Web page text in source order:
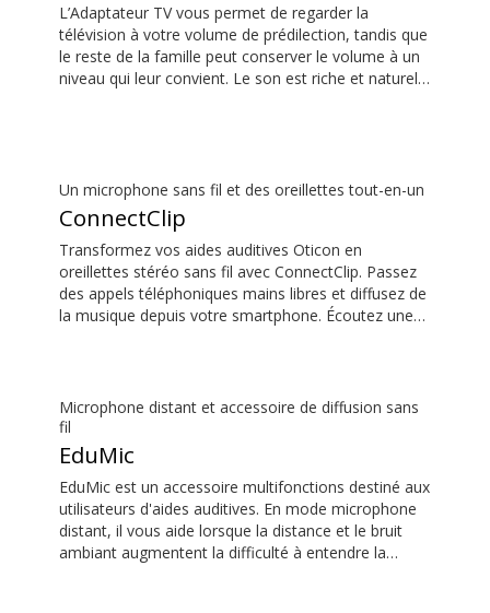
L’Adaptateur TV vous permet de regarder la
télévision à votre volume de prédilection, tandis que
le reste de la famille peut conserver le volume à un
niveau qui leur convient. Le son est riche et naturel
Un microphone sans fil et des oreillettes tout-en-un
ConnectClip
Transformez vos aides auditives Oticon en
oreillettes stéréo sans fil avec ConnectClip. Passez
des appels téléphoniques mains libres et diffusez de
la musique depuis votre smartphone. Écoutez une
discrète pour vos aides auditives.
Microphone distant et accessoire de diffusion sans
fil
EduMic
EduMic est un accessoire multifonctions destiné aux
utilisateurs d'aides auditives. En mode microphone
distant, il vous aide lorsque la distance et le bruit
ambiant augmentent la difficulté à entendre la